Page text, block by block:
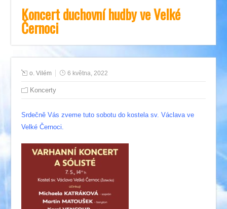
Koncert duchovní hudby ve Velké
Černoci
o. Vilém 6 května, 2022
Koncerty
Srdečně Vás zveme tuto sobotu do kostela sv. Václava ve
Velké Černoci.